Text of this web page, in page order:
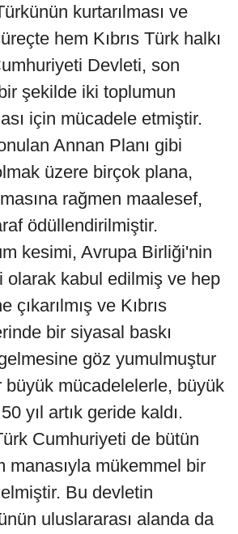
kurtarılması ve
hem Kıbrıs Türk halkı
Devleti, son
şekilde iki toplumun
için mücadele etmiştir.
Annan Planı gibi
üzere birçok plana,
rağmen maalesef,
ödüllendirilmiştir.
kesimi, Avrupa Birliği'nin
olarak kabul edilmiş ve hep
çıkarılmış ve Kıbrıs
bir siyasal baskı
göz yumulmuştur
büyük mücadelelerle, büyük
yıl artık geride kaldı.
Cumhuriyeti de bütün
manasıyla mükemmel bir
Bu devletin
uluslararası alanda da